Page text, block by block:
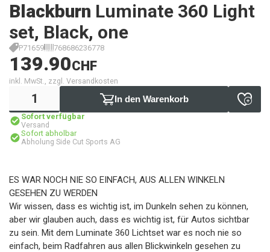
Blackburn Luminate 360 Light
set, Black, one
P71659 768686236778
139.90CHF
inkl. MwSt., zzgl. Versandkosten
In den Warenkorb
Sofort verfügbar
Versand
Sofort abholbar
Abholung Side Cut Sports AG
ES WAR NOCH NIE SO EINFACH, AUS ALLEN WINKELN
GESEHEN ZU WERDEN
Wir wissen, dass es wichtig ist, im Dunkeln sehen zu können,
aber wir glauben auch, dass es wichtig ist, für Autos sichtbar
zu sein. Mit dem Luminate 360 Lichtset war es noch nie so
einfach, beim Radfahren aus allen Blickwinkeln gesehen zu